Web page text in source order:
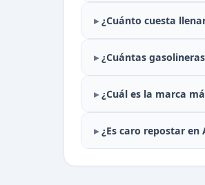
¿Cuánto cuesta
¿Cuántas
¿Cuál es la marca
¿Es caro repostar